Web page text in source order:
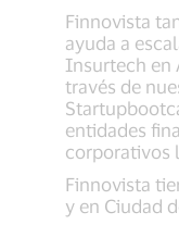
Finnovista
ayuda a
Insurtech en
través de
entidades
corporativos
Finnovista
y en Ciudad